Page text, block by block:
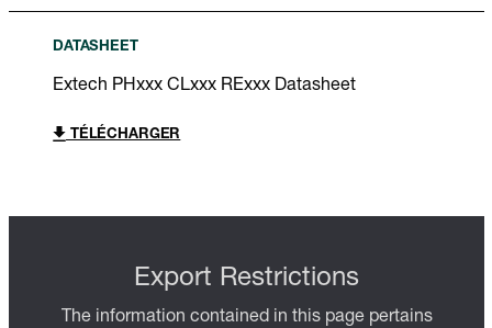
DATASHEET
Extech PHxxx CLxxx RExxx Datasheet
TÉLÉCHARGER
Export Restrictions
The information contained in this page pertains